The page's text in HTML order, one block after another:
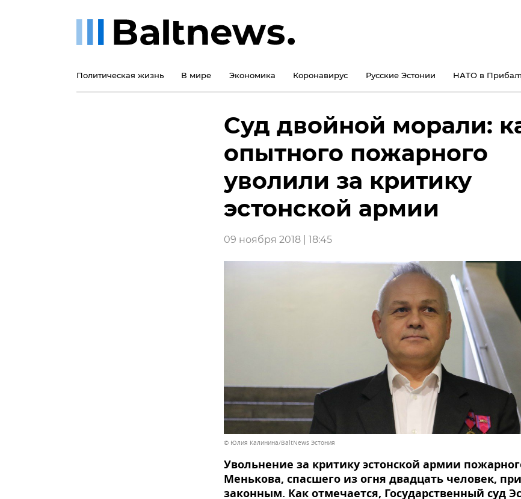
Политическая жизнь В мире Экономика Коронавирус Русские Эстонии НАТО в
Суд двойной морали:
опытного пожарного
уволили за критику
эстонской армии
09 ноября 2018 | 18:45
© Юлия Калинина/BaltNews Эстония
Увольнение за критику эстонской армии
Менькова, спасшего из огня двадцать человек,
законным. Как отмечается, Государственный суд